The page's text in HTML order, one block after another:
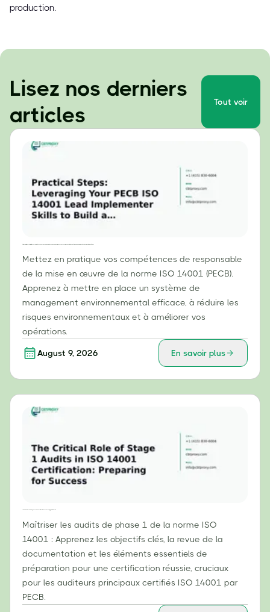
production.
Lisez nos derniers
articles
Tout voir
Mettez en pratique vos compétences de responsable
de la mise en œuvre de la norme ISO 14001 (PECB).
Apprenez à mettre en place un système de
management environnemental efficace, à réduire les
risques environnementaux et à améliorer vos
opérations.
August 9, 2026 En savoir plus
Maîtriser les audits de phase 1 de la norme ISO
14001 : Apprenez les objectifs clés, la revue de la
documentation et les éléments essentiels de
préparation pour une certification réussie, cruciaux
pour les auditeurs principaux certifiés ISO 14001 par
PECB.